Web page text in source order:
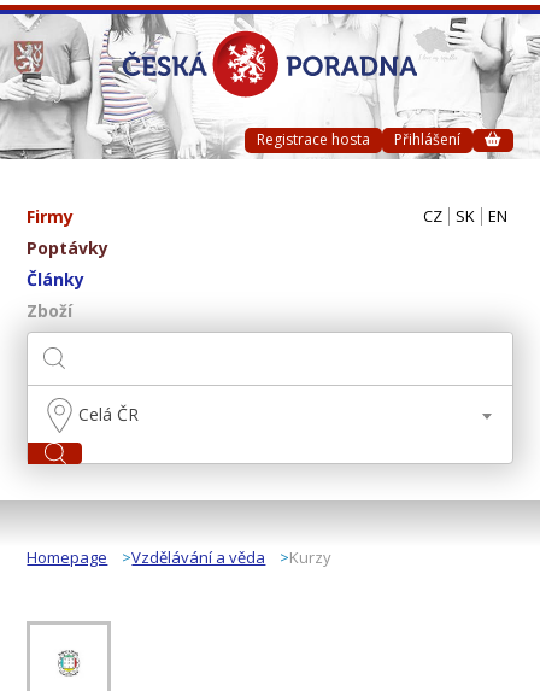
Registrace hosta Přihlášení
Firmy
Poptávky
Články
Zboží
CZ SK EN
Celá ČR
Homepage Vzdělávání a věda Kurzy